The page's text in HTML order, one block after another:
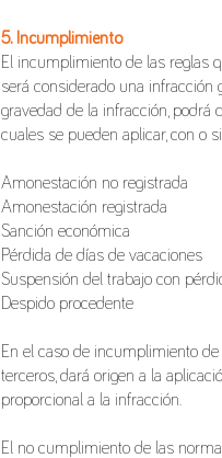
5. Incumplimiento
El incumplimiento de las reglas
será considerado una infracción
gravedad de la infracción, podrá
cuales se pueden aplicar, con o
Amonestación no registrada
Amonestación registrada
Sanción económica
Pérdida de días de vacaciones
Suspensión del trabajo con
Despido procedente
En el caso de incumplimiento
terceros, dará origen a la
proporcional a la infracción.
El no cumplimiento de las